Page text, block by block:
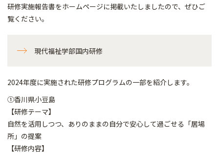
研修実施報告書をホームページに掲載いたしましたので、ぜひご
覧ください。
現代福祉学部国内研修
2024年度に実施された研修プログラムの一部を紹介します。
①香川県小豆島
【研修テーマ】
自然を活用しつつ、ありのままの自分で安心して過ごせる「居場
所」の提案
【研修内容】